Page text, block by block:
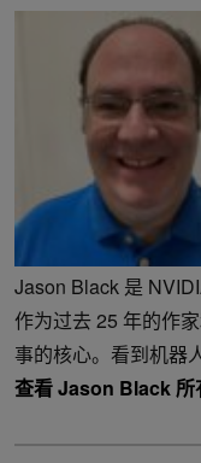
Jason Black 是
作为过去 25 年的作
事的核心。看到机器
查看 Jason Black 所